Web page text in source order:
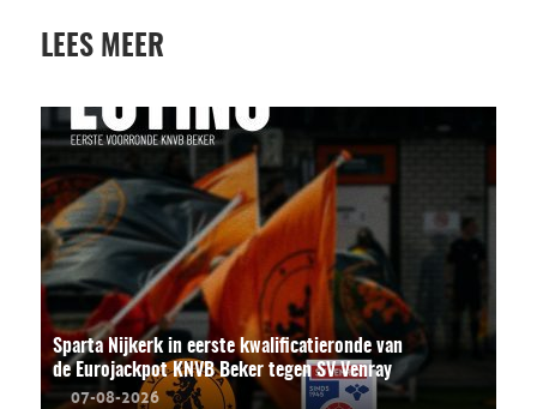
LEES MEER
Sparta Nijkerk in eerste kwalificatieronde van
de Eurojackpot KNVB Beker tegen SV Venray
07-08-2026